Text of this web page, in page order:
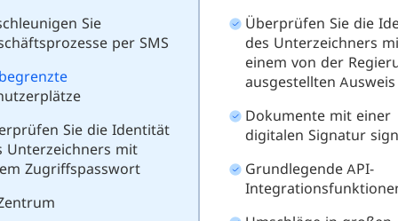
Sie
per SMS
Sie die Identität
Unterzeichners mit
Zugriffspasswort
Überprüfen Sie die
des Unterzeichners
einem von der
ausgestellten Ausweis
Dokumente mit einer
digitalen Signatur
Grundlegende API-